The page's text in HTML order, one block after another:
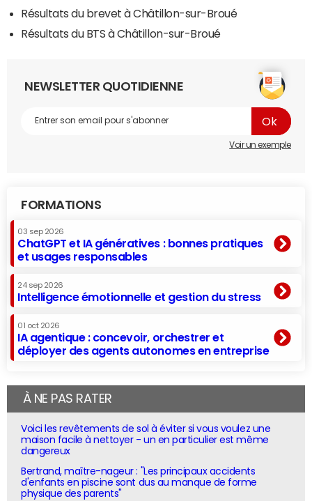
Résultats du brevet à Châtillon-sur-Broué
Résultats du BTS à Châtillon-sur-Broué
NEWSLETTER QUOTIDIENNE
Voir un exemple
FORMATIONS
03 sep 2026
ChatGPT et IA génératives : bonnes pratiques
et usages responsables
24 sep 2026
Intelligence émotionnelle et gestion du stress
01 oct 2026
IA agentique : concevoir, orchestrer et
déployer des agents autonomes en entreprise
À NE PAS RATER
Voici les revêtements de sol à éviter si vous voulez une
maison facile à nettoyer - un en particulier est même
dangereux
Bertrand, maître-nageur : "Les principaux accidents
d'enfants en piscine sont dus au manque de forme
physique des parents"